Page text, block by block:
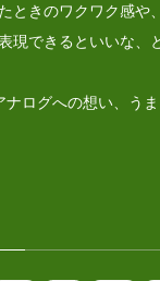
ときのワクワク感や
現できるといいな、
ログへの想い、う